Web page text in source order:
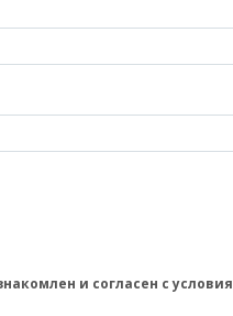
и согласен с